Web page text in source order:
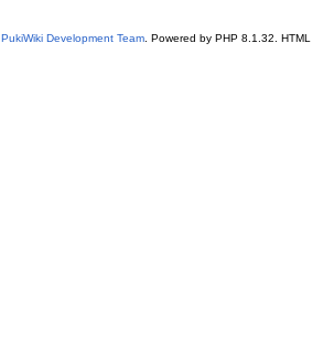
PukiWiki Development Team. Powered by PHP 8.1.32. HTML